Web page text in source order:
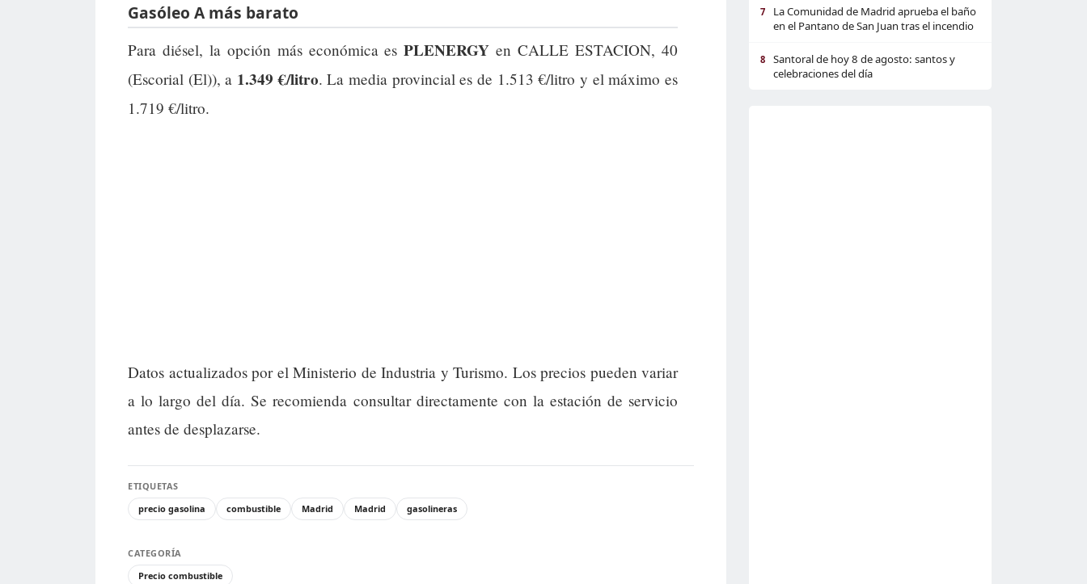
Gasóleo A más barato
Para diésel, la opción más económica esPLENERGY en CALLE ESTACION, 40
(Escorial (El)), a 1.349 €/litro. La media provincial es de 1.513 €/litro y el máximo es
1.719 €/litro.
Datos actualizados por el Ministerio de Industria y Turismo. Los precios pueden variar
a lo largo del día. Se recomienda consultar directamente con la estación de servicio
antes de desplazarse.
ETIQUETAS
precio gasolina
combustible Madrid Madrid gasolineras
CATEGORÍA
Precio combustible
7
La Comunidad de Madrid aprueba el baño
en el Pantano de San Juan tras el incendio
8
Santoral de hoy 8 de agosto: santos y
celebraciones del día